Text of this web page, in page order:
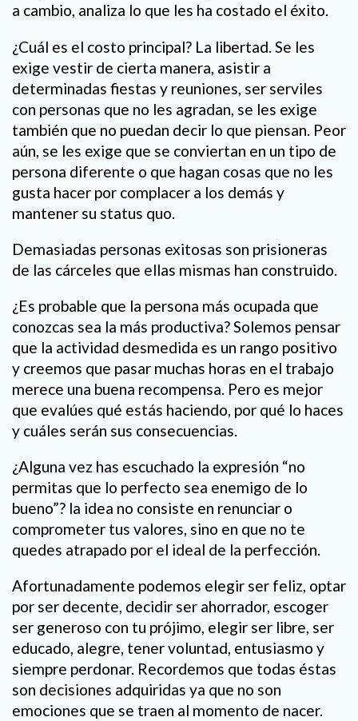
a cambio, analiza lo que les ha costado el éxito.
¿Cuál es el costo principal? La libertad. Se les
exige vestir de cierta manera, asistir a
determinadas fiestas y reuniones, ser serviles
con personas que no les agradan, se les exige
también que no puedan decir lo que piensan. Peor
aún, se les exige que se conviertan en un tipo de
persona diferente o que hagan cosas que no les
gusta hacer por complacer a los demás y
mantener su status quo.
Demasiadas personas exitosas son prisioneras
de las cárceles que ellas mismas han construido.
¿Es probable que la persona más ocupada que
conozcas sea la más productiva? Solemos pensar
que la actividad desmedida es un rango positivo
y creemos que pasar muchas horas en el trabajo
merece una buena recompensa. Pero es mejor
que evalúes qué estás haciendo, por qué lo haces
y cuáles serán sus consecuencias.
¿Alguna vez has escuchado la expresión “no
permitas que lo perfecto sea enemigo de lo
bueno”? la idea no consiste en renunciar o
comprometer tus valores, sino en que no te
quedes atrapado por el ideal de la perfección.
Afortunadamente podemos elegir ser feliz, optar
por ser decente, decidir ser ahorrador, escoger
ser generoso con tu prójimo, elegir ser libre, ser
educado, alegre, tener voluntad, entusiasmo y
siempre perdonar. Recordemos que todas éstas
son decisiones adquiridas ya que no son
emociones que se traen al momento de nacer.